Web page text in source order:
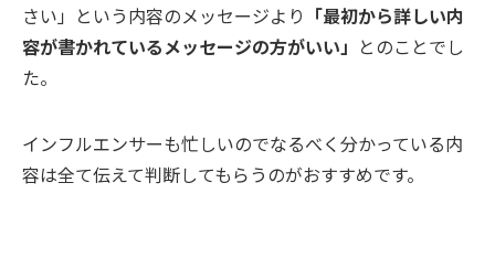
さい」という内容のメッセージより 「最初から詳しい内
容が書かれているメッセージの方がいい」 とのことでし
た。
インフルエンサーも忙しいのでなるべく分かっている内
容は全て伝えて判断してもらうのがおすすめです。